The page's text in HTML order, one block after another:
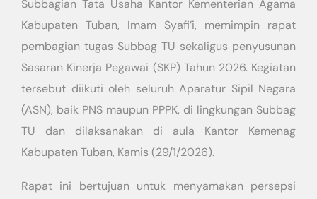
Subbagian Tata Usaha Kantor Kementerian Agama
Kabupaten Tuban, Imam Syafi’i, memimpin rapat
pembagian tugas Subbag TU sekaligus penyusunan
Sasaran Kinerja Pegawai (SKP) Tahun 2026. Kegiatan
tersebut diikuti oleh seluruh Aparatur Sipil Negara
(ASN), baik PNS maupun PPPK, di lingkungan Subbag
TU dan dilaksanakan di aula Kantor Kemenag
Kabupaten Tuban, Kamis (29/1/2026).
Rapat ini bertujuan untuk menyamakan persepsi